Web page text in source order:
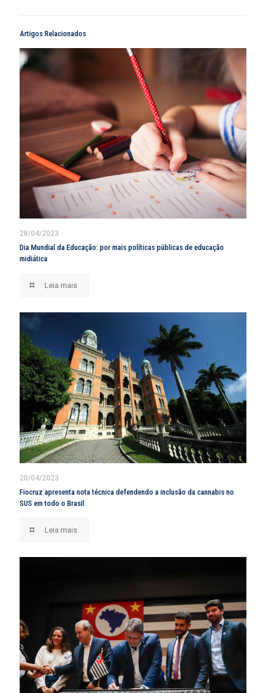
Artigos Relacionados
28/04/2023
Dia Mundial da Educação: por mais políticas públicas de educação
midiática
Leia mais
20/04/2023
Fiocruz apresenta nota técnica defendendo a inclusão da cannabis no
SUS em todo o Brasil
Leia mais